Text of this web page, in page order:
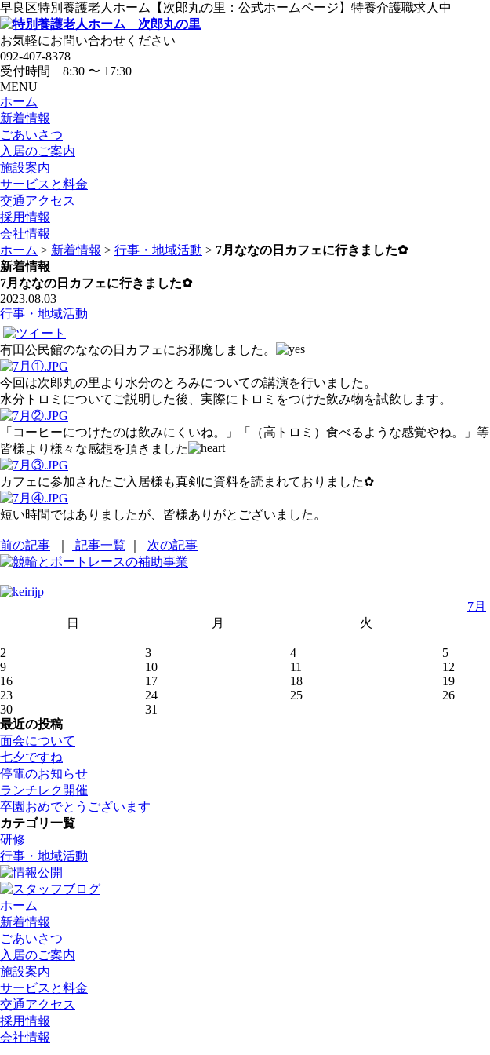
早良区特別養護老人ホーム【次郎丸の里：公式ホームページ】特養介護職求人中
お気軽にお問い合わせください
092-407-8378
受付時間 8:30 〜 17:30
MENU
ホーム
新着情報
ごあいさつ
入居のご案内
施設案内
サービスと料金
交通アクセス
採用情報
会社情報
ホーム > 新着情報 > 行事・地域活動 > 7月ななの日カフェに行きました✿
新着情報
7月ななの日カフェに行きました✿
2023.08.03
行事・地域活動
有田公民館のななの日カフェにお邪魔しました。
今回は次郎丸の里より水分のとろみについての講演を行いました。
水分トロミについてご説明した後、実際にトロミをつけた飲み物を試飲します。
「コーヒーにつけたのは飲みにくいね。」「（高トロミ）食べるような感覚やね。」等
皆様より様々な感想を頂きました
カフェに参加されたご入居様も真剣に資料を読まれておりました✿
短い時間ではありましたが、皆様ありがとございました。
前の記事 記事一覧 次の記事
7月
日
月 火
2
3 4 5
9
10 11 12
16
17 18 19
23
24 25 26
30
31
最近の投稿
面会について
七夕ですね
停電のお知らせ
ランチレク開催
卒園おめでとうございます
カテゴリ一覧
研修
行事・地域活動
ホーム
新着情報
ごあいさつ
入居のご案内
施設案内
サービスと料金
交通アクセス
採用情報
会社情報